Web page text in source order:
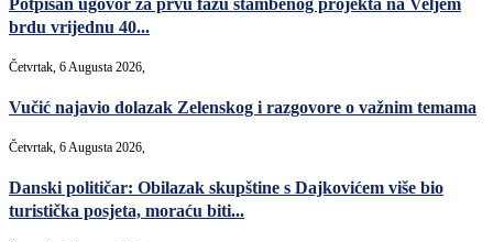
brdu vrijednu 40...
Četvrtak, 6 Augusta 2026,
Vučić najavio dolazak Zelenskog i razgovore o važnim temama
Četvrtak, 6 Augusta 2026,
Danski političar: Obilazak skupštine s Dajkovićem više bio
turistička posjeta, moraću biti...